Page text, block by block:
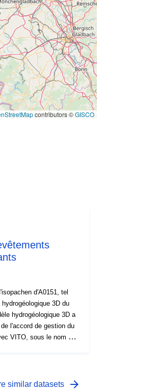
contributors ©GISCO
.well-
prov/175901405153e1
4c13-bae6-
d'A0151, tel
3D du
hydrogéologique 3D a
l'accord de gestion du
VITO, sous le nom de
similar datasets arrow_forward